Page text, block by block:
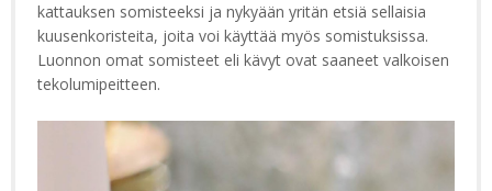
kattauksen somisteeksi ja nykyään yritän etsiä sellaisia
kuusenkoristeita, joita voi käyttää myös somistuksissa.
Luonnon omat somisteet eli kävyt ovat saaneet valkoisen
tekolumipeitteen.